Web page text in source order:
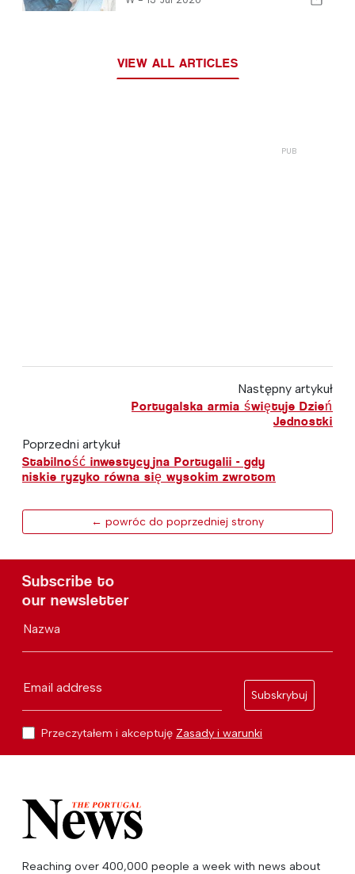
VIEW ALL ARTICLES
Następny artykuł
Portugalska armia świętuje Dzień
Jednostki
Poprzedni artykuł
Stabilność inwestycyjna Portugalii - gdy
niskie ryzyko równa się wysokim zwrotom
← powróc do poprzedniej strony
Subscribe to
our newsletter
Nazwa
Email address
Subskrybuj
Przeczytałem i akceptuję Zasady i warunki
Reaching over 400,000 people a week with news about